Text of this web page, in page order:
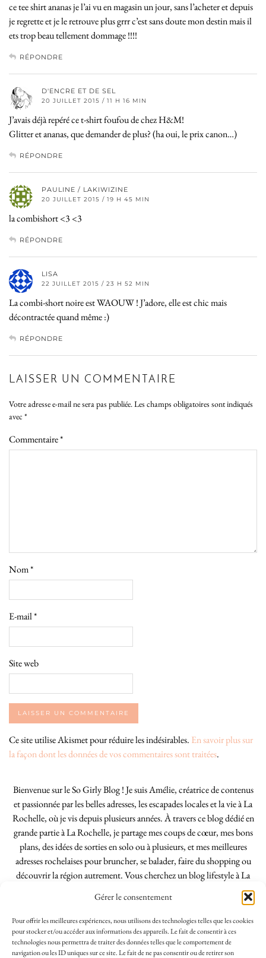
Gérer le consentement
Pour offrir les meilleures expériences, nous utilisons des technologies telles que les cookies
pour stocker et/ou accéder aux informations des appareils. Le fait de consentir à ces
technologies nous permettra de traiter des données telles que le comportement de
navigation ou les ID uniques sur ce site. Le fait de ne pas consentir ou de retirer son
ce tee shirt ananas je l’ai vu en magasin un jour, sans l’acheter et depuis
je regrette et je le retrouve plus grrr c’est sans doute mon destin mais il
ets trop beau tellement dommage !!!!
RÉPONDRE
D'ENCRE ET DE SEL
20 JUILLET 2015 / 11 H 16 MIN
J’avais déjà repéré ce t-shirt foufou de chez H&M!
Glitter et ananas, que demander de plus? (ha oui, le prix canon…)
RÉPONDRE
PAULINE / LAKIWIZINE
20 JUILLET 2015 / 19 H 45 MIN
la combishort <3 <3
RÉPONDRE
LISA
22 JUILLET 2015 / 23 H 52 MIN
La combi-short noire est WAOUW ! J’adore, elle est chic mais
décontractée quand même :)
RÉPONDRE
LAISSER UN COMMENTAIRE
Votre adresse e-mail ne sera pas publiée.Les champs obligatoires sont indiqués
avec *
Commentaire*
Nom*
E-mail*
Site web
Ce site utilise Akismet pour réduire les indésirables. En savoir plus sur
la façon dont les données de vos commentaires sont traitées.
Bienvenue sur le So Girly Blog ! Je suis Amélie, créatrice de contenus
et passionnée par les belles adresses, les escapades locales et la vie à La
Rochelle, où je vis depuis plusieurs années. À travers ce blog dédié en
grande partie à La Rochelle, je partage mes coups de cœur, mes bons
plans, des idées de sorties en solo ou à plusieurs, et mes meilleures
adresses rochelaises pour bruncher, se balader, faire du shopping ou
découvrir la région autrement. Vous cherchez un blog lifestyle à La
Rochelle, tenu par une locale ? Vous êtes au bon endroit. Que vous
soyez Rochelais·e ou de passage dans notre belle ville, j’espère que mes
articles vous aideront à profiter de La Rochelle comme un·e vrai·e
initié·e. !